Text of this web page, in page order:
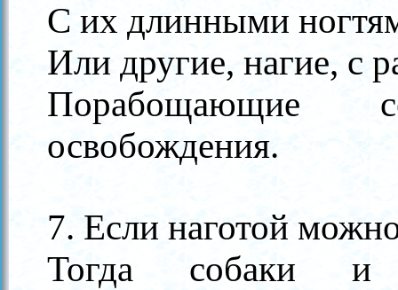
С их длинными
Или другие, нагие, с
Порабощающие
освобождения.
7. Если наготой
Тогда собаки